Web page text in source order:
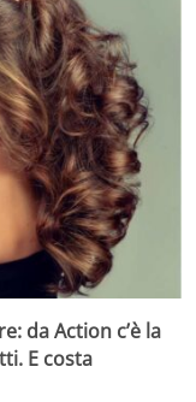
da Action c’è la
E costa